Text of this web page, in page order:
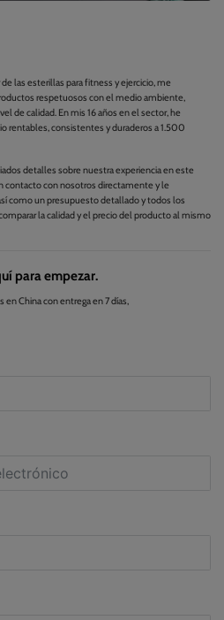
las esterillas para fitness y ejercicio, me
respetuosos con el medio ambiente,
de calidad. En mis 16 años en el sector, he
rentables, consistentes y duraderos a 1.500
detalles sobre nuestra experiencia en este
contacto con nosotros directamente y le
como un presupuesto detallado y todos los
la calidad y el precio del producto al mismo
para empezar.
China con entrega en 7 días,